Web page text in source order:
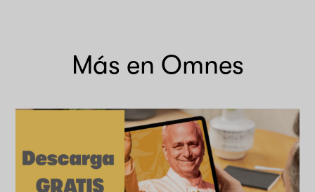
Más en Omnes